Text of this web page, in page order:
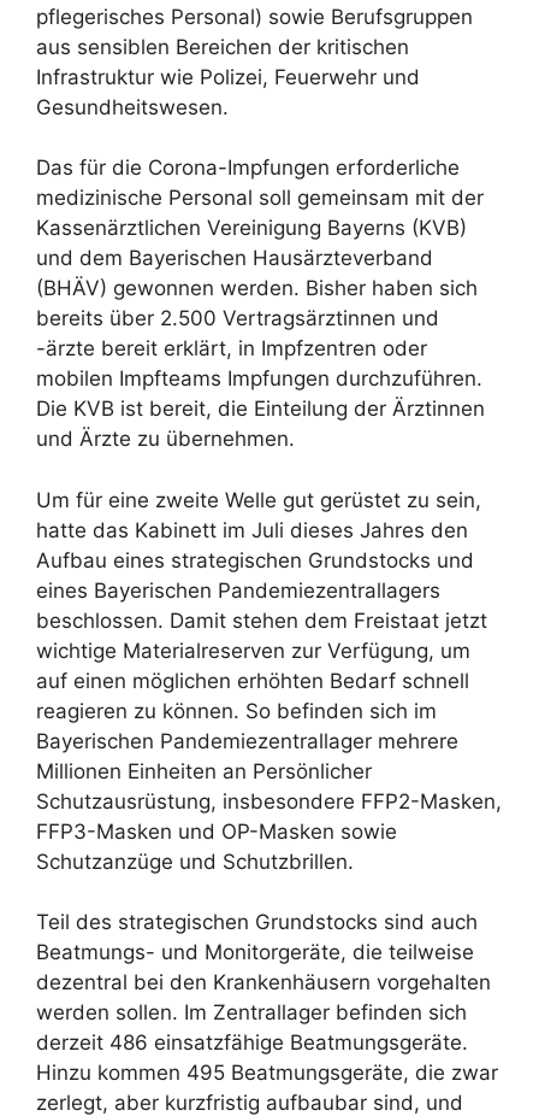
pflegerisches Personal) sowie Berufsgruppen
aus sensiblen Bereichen der kritischen
Infrastruktur wie Polizei, Feuerwehr und
Gesundheitswesen.
Das für die Corona-Impfungen erforderliche
medizinische Personal soll gemeinsam mit der
Kassenärztlichen Vereinigung Bayerns (KVB)
und dem Bayerischen Hausärzteverband
(BHÄV) gewonnen werden. Bisher haben sich
bereits über 2.500 Vertragsärztinnen und
-ärzte bereit erklärt, in Impfzentren oder
mobilen Impfteams Impfungen durchzuführen.
Die KVB ist bereit, die Einteilung der Ärztinnen
und Ärzte zu übernehmen.
Um für eine zweite Welle gut gerüstet zu sein,
hatte das Kabinett im Juli dieses Jahres den
Aufbau eines strategischen Grundstocks und
eines Bayerischen Pandemiezentrallagers
beschlossen. Damit stehen dem Freistaat jetzt
wichtige Materialreserven zur Verfügung, um
auf einen möglichen erhöhten Bedarf schnell
reagieren zu können. So befinden sich im
Bayerischen Pandemiezentrallager mehrere
Millionen Einheiten an Persönlicher
Schutzausrüstung, insbesondere FFP2-Masken,
FFP3-Masken und OP-Masken sowie
Schutzanzüge und Schutzbrillen.
Teil des strategischen Grundstocks sind auch
Beatmungs- und Monitorgeräte, die teilweise
dezentral bei den Krankenhäusern vorgehalten
werden sollen. Im Zentrallager befinden sich
derzeit 486 einsatzfähige Beatmungsgeräte.
Hinzu kommen 495 Beatmungsgeräte, die zwar
zerlegt, aber kurzfristig aufbaubar sind, und